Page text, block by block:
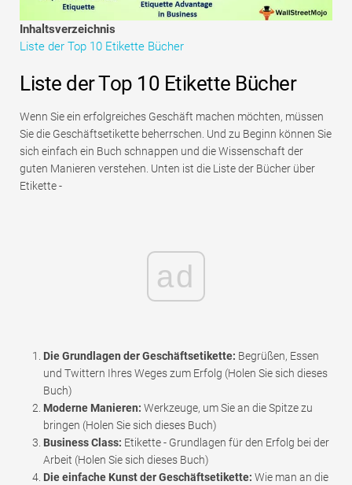
Tutorials zur Finanzmodellierung
Vollständige Form
Risikomanagement-Tutorials
Inhaltsverzeichnis
Liste der Top 10 Etikette Bücher
Liste der Top 10 Etikette Bücher
Wenn Sie ein erfolgreiches Geschäft machen möchten, müssen
Sie die Geschäftsetikette beherrschen. Und zu Beginn können Sie
sich einfach ein Buch schnappen und die Wissenschaft der
guten Manieren verstehen. Unten ist die Liste der Bücher über
Etikette -
ad
Die Grundlagen der Geschäftsetikette: Begrüßen, Essen
und Twittern Ihres Weges zum Erfolg (Holen Sie sich dieses
Buch)
Moderne Manieren: Werkzeuge, um Sie an die Spitze zu
bringen (Holen Sie sich dieses Buch)
Business Class: Etikette - Grundlagen für den Erfolg bei der
Arbeit (Holen Sie sich dieses Buch)
Die einfache Kunst der Geschäftsetikette: Wie man an die